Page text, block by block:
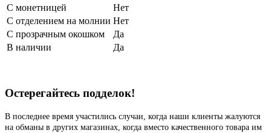
С монетницей
Нет
С отделением на молнии Нет
С прозрачным окошком
Да
В наличии
Да
Остерегайтесь подделок!
В последнее время участились случаи, когда наши клиенты жалуются
на обманы в других магазинах, когда вместо качественного товара им